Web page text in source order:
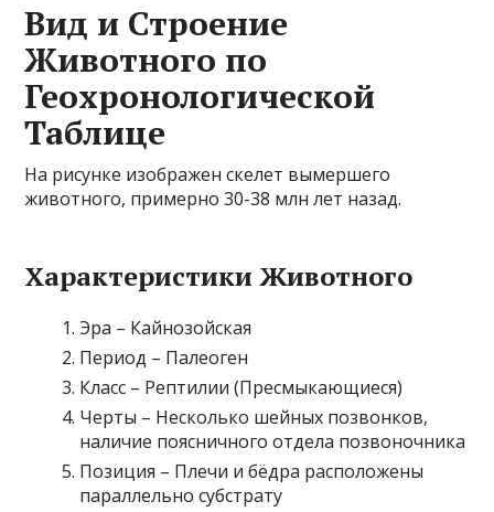
Вид и Строение
Животного по
Геохронологической
Таблице
На рисунке изображен скелет вымершего
животного, примерно 30-38 млн лет назад.
Характеристики Животного
Эра – Кайнозойская
Период – Палеоген
Класс – Рептилии (Пресмыкающиеся)
Черты – Несколько шейных позвонков,
наличие поясничного отдела позвоночника
Позиция – Плечи и бёдра расположены
параллельно субстрату